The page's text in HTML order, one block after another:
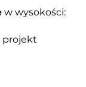
w wysokości: